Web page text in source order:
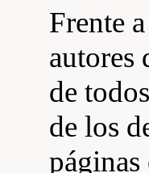
Frente
autores
de
de los